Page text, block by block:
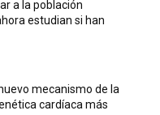
a la población
estudian si han
mecanismo de la
cardíaca más